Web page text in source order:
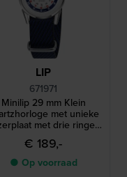
LIP
671971
Minilip 29 mm Klein
met unieke
met drie ringen
voor tijdmeting
€ 189,-
● Op voorraad